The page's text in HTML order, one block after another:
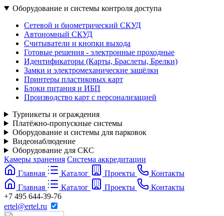
Оборудование и системы контроля доступа
Сетевой и биометрический СКУД
Автономный СКУД
Считыватели и кнопки выхода
Готовые решения - электронные проходные
Идентификаторы (Карты, Браслеты, Брелки)
Замки и электромеханические защёлки
Принтеры пластиковых карт
Блоки питания и ИБП
Производство карт с персонализацией
Турникеты и ограждения
Платёжно-пропускные системы
Оборудование и системы для парковок
Видеонаблюдение
Оборудование для СКС
Камеры хранения Система аккредитации
Главная
Каталог Проекты
Контакты
Главная
Каталог Проекты
Контакты
+7 495 644-39-76
ertel@ertel.ru